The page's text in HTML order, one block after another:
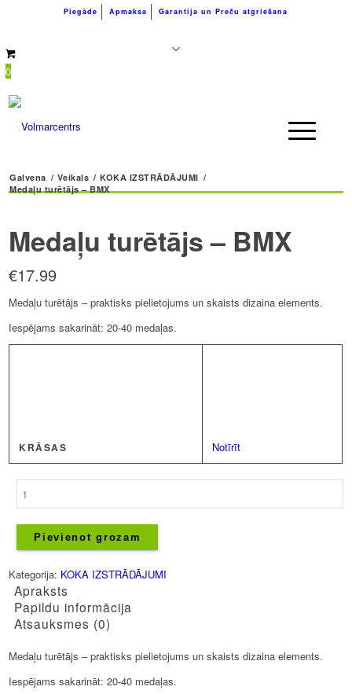
Piegāde Apmaksa Garantija un Preču atgriešana
0
Galvena / Veikals / KOKA IZSTRĀDĀJUMI /
Medaļu turētājs – BMX
Medaļu turētājs – BMX
€17.99
Medaļu turētājs – praktisks pielietojums un skaists dizaina elements.
Iespējams sakarināt: 20-40 medaļas.
KRĀSAS Notīrīt
BMX
daudzums
Pievienot grozam
Kategorija: KOKA IZSTRĀDĀJUMI
Apraksts
Papildu informācija
Atsauksmes (0)
Medaļu turētājs – praktisks pielietojums un skaists dizaina elements.
Iespējams sakarināt: 20-40 medaļas.